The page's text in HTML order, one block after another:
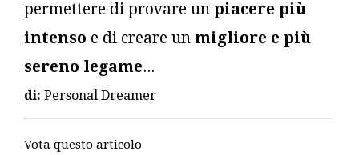
permettere di provare un piacere più
intenso e di creare un migliore e più
sereno legame...
di: Personal Dreamer
Vota questo articolo